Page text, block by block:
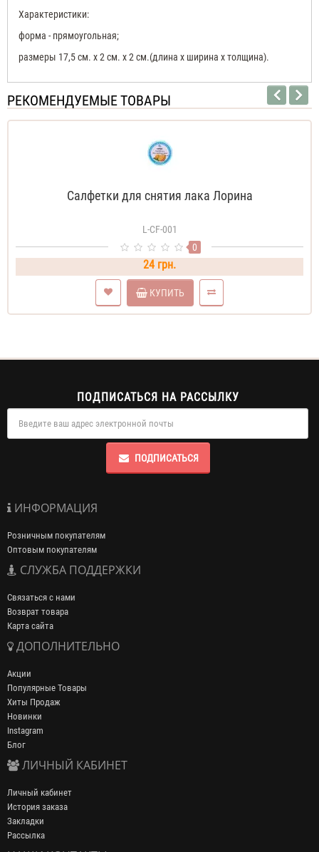
Характеристики:
форма - прямоугольная;
размеры 17,5 см. х 2 см. х 2 см.(длина х ширина х толщина).
РЕКОМЕНДУЕМЫЕ ТОВАРЫ
Салфетки для снятия лака Лорина
L-CF-001
0
24 грн.
КУПИТЬ
ПОДПИСАТЬСЯ НА РАССЫЛКУ
ПОДПИСАТЬСЯ
ИНФОРМАЦИЯ
Розничным покупателям
Оптовым покупателям
СЛУЖБА ПОДДЕРЖКИ
Связаться с нами
Возврат товара
Карта сайта
ДОПОЛНИТЕЛЬНО
Акции
Популярные Товары
Хиты Продаж
Новинки
Instagram
Блог
ЛИЧНЫЙ КАБИНЕТ
Личный кабинет
История заказа
Закладки
Рассылка